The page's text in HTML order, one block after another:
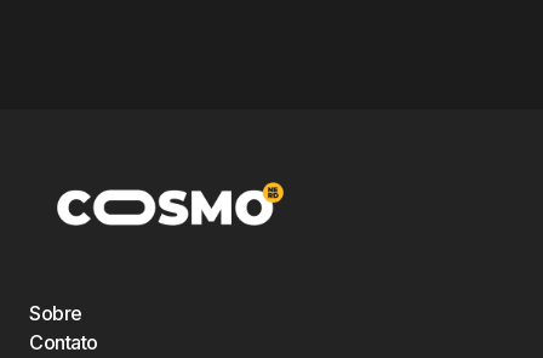
Sobre
Contato